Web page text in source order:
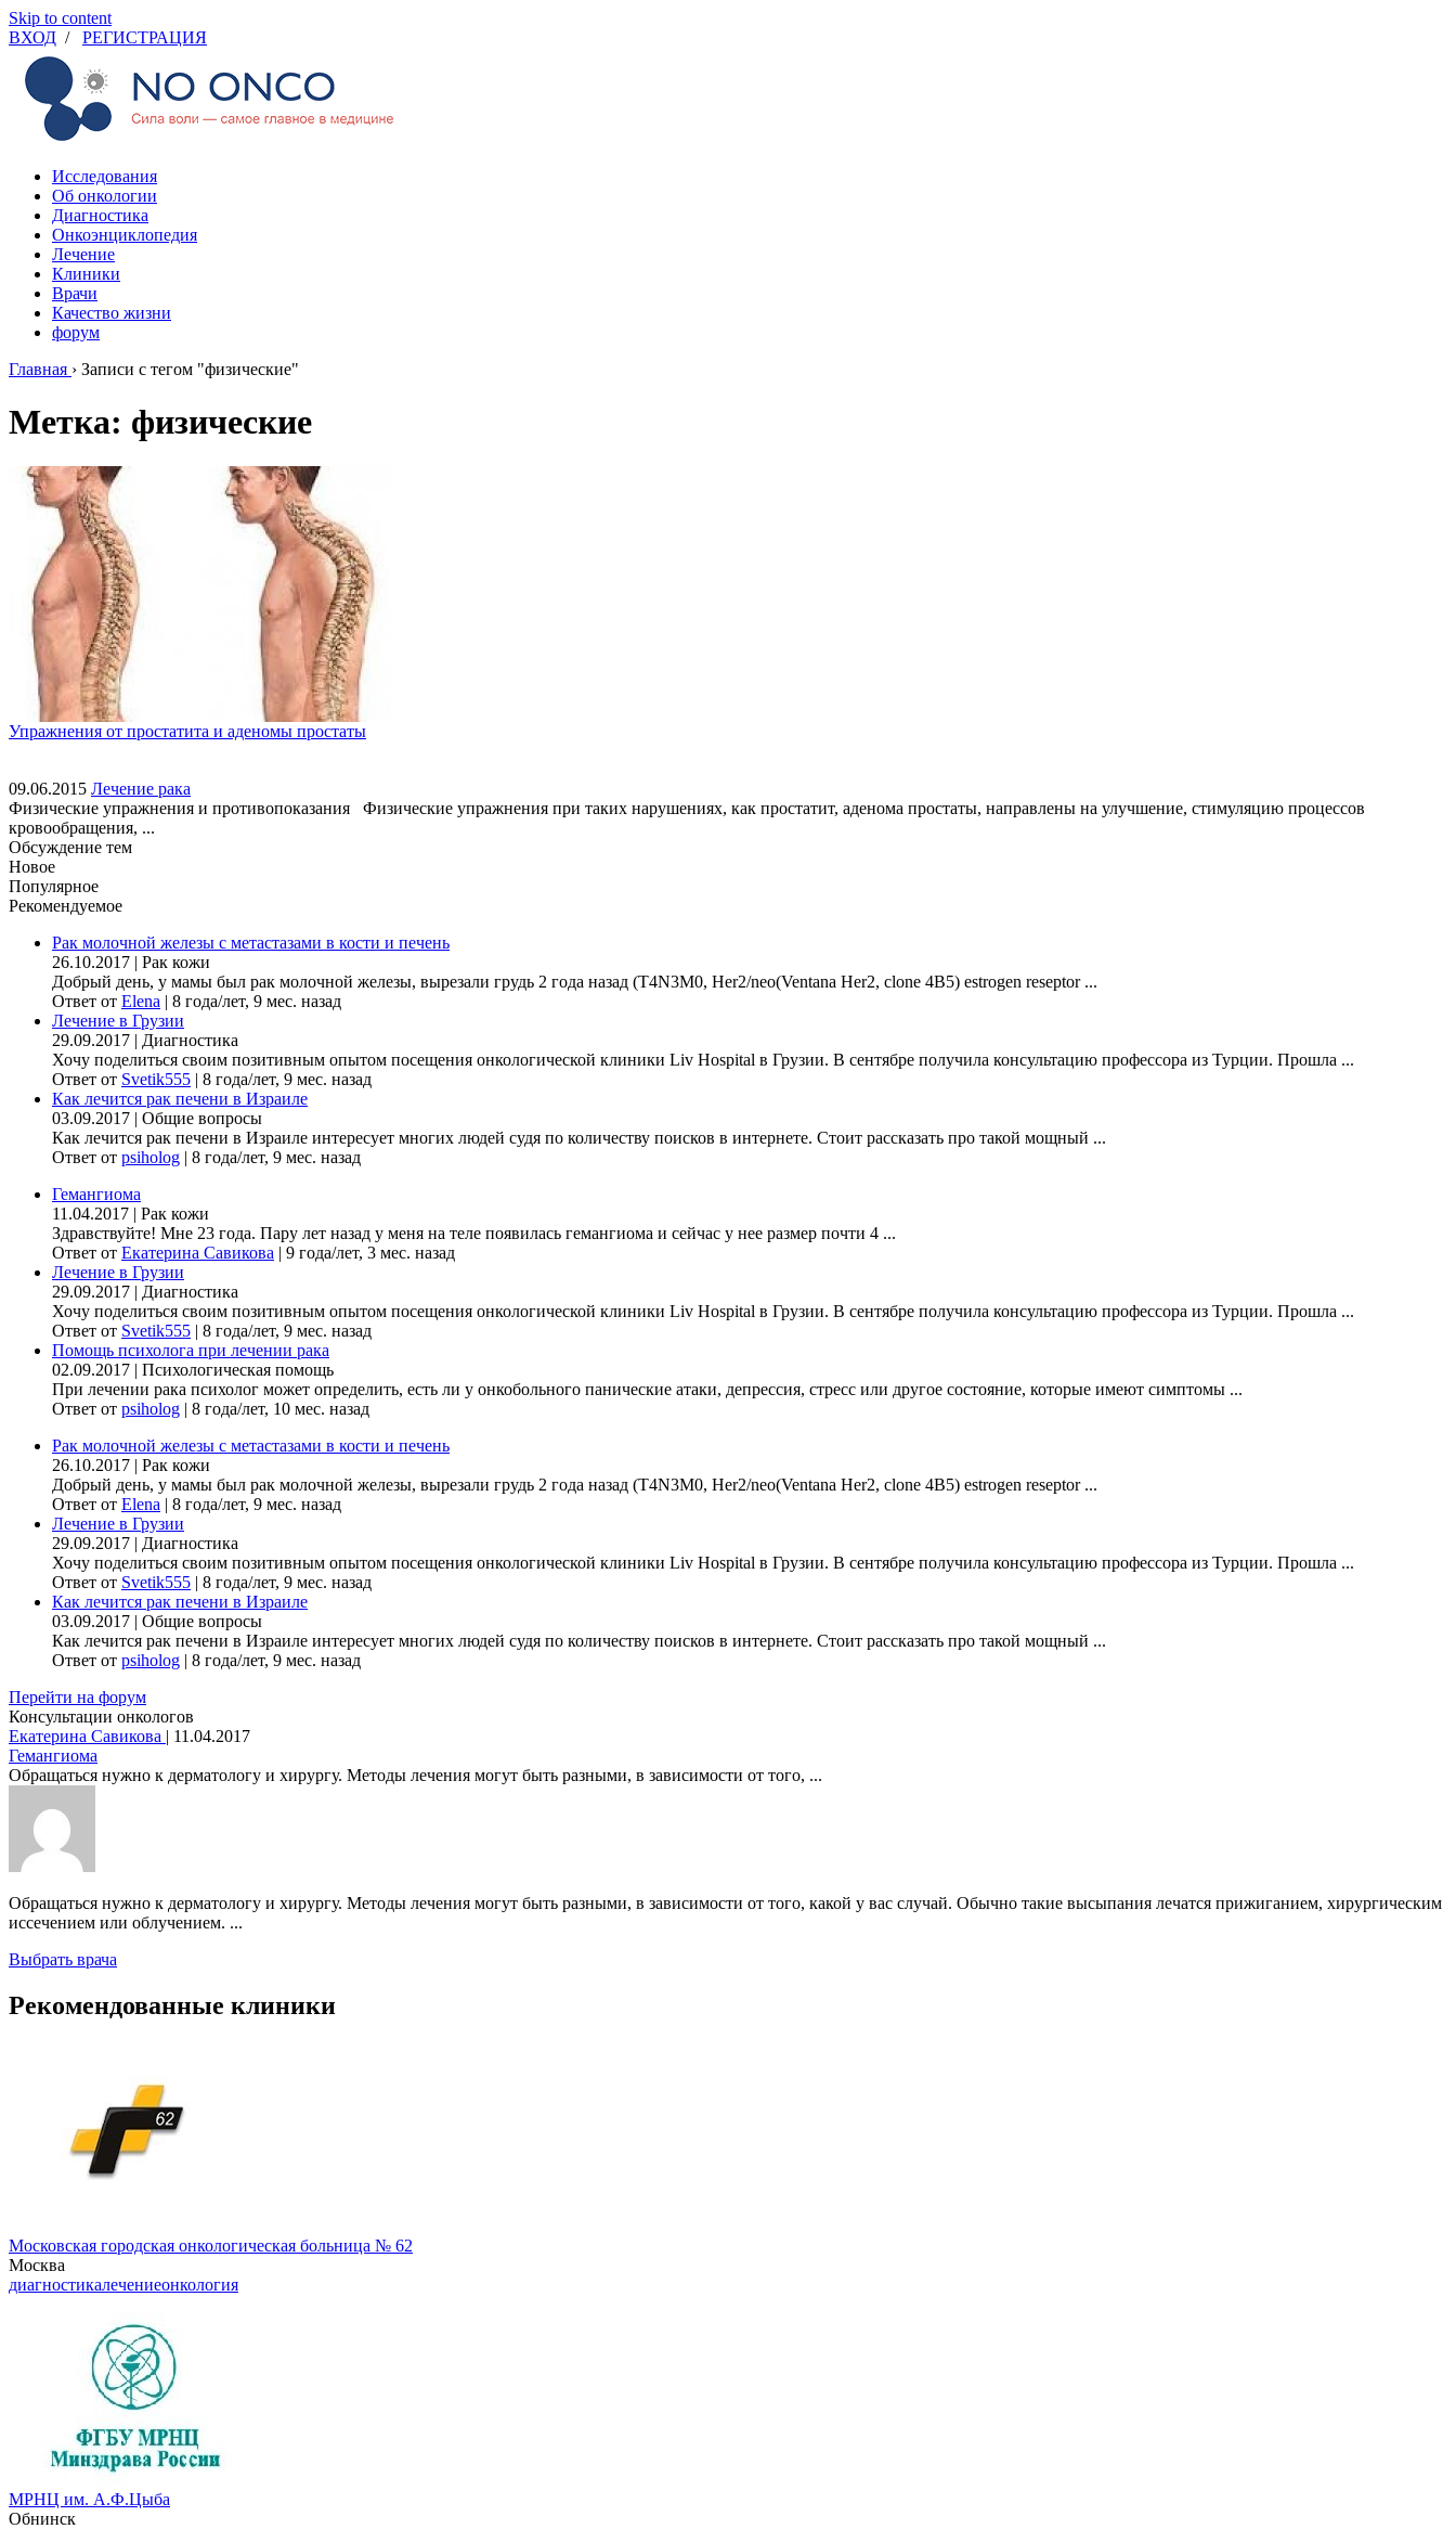
Skip to content
ВХОД / РЕГИСТРАЦИЯ
Исследования
Об онкологии
Диагностика
Онкоэнциклопедия
Лечение
Клиники
Врачи
Качество жизни
форум
Главная › Записи с тегом "физические"
Метка: физические
Упражнения от простатита и аденомы простаты
09.06.2015 Лечение рака
Физические упражнения и противопоказания Физические упражнения при таких нарушениях, как простатит, аденома простаты, направлены на улучшение, стимуляцию процессов
кровообращения, ...
Обсуждение тем
Новое
Популярное
Рекомендуемое
Рак молочной железы с метастазами в кости и печень
26.10.2017 | Рак кожи
Добрый день, у мамы был рак молочной железы, вырезали грудь 2 года назад (Т4N3M0, Her2/neo(Ventana Her2, clone 4B5) estrogen reseptor ...
Ответ от Elena | 8 года/лет, 9 мес. назад
Лечение в Грузии
29.09.2017 | Диагностика
Хочу поделиться своим позитивным опытом посещения онкологической клиники Liv Hospital в Грузии. В сентябре получила консультацию профессора из Турции. Прошла ...
Ответ от Svetik555 | 8 года/лет, 9 мес. назад
Как лечится рак печени в Израиле
03.09.2017 | Общие вопросы
Как лечится рак печени в Израиле интересует многих людей судя по количеству поисков в интернете. Стоит рассказать про такой мощный ...
Ответ от psiholog | 8 года/лет, 9 мес. назад
Гемангиома
11.04.2017 | Рак кожи
Здравствуйте! Мне 23 года. Пару лет назад у меня на теле появилась гемангиома и сейчас у нее размер почти 4 ...
Ответ от Екатерина Савикова | 9 года/лет, 3 мес. назад
Лечение в Грузии
29.09.2017 | Диагностика
Хочу поделиться своим позитивным опытом посещения онкологической клиники Liv Hospital в Грузии. В сентябре получила консультацию профессора из Турции. Прошла ...
Ответ от Svetik555 | 8 года/лет, 9 мес. назад
Помощь психолога при лечении рака
02.09.2017 | Психологическая помощь
При лечении рака психолог может определить, есть ли у онкобольного панические атаки, депрессия, стресс или другое состояние, которые имеют симптомы ...
Ответ от psiholog | 8 года/лет, 10 мес. назад
Рак молочной железы с метастазами в кости и печень
26.10.2017 | Рак кожи
Добрый день, у мамы был рак молочной железы, вырезали грудь 2 года назад (Т4N3M0, Her2/neo(Ventana Her2, clone 4B5) estrogen reseptor ...
Ответ от Elena | 8 года/лет, 9 мес. назад
Лечение в Грузии
29.09.2017 | Диагностика
Хочу поделиться своим позитивным опытом посещения онкологической клиники Liv Hospital в Грузии. В сентябре получила консультацию профессора из Турции. Прошла ...
Ответ от Svetik555 | 8 года/лет, 9 мес. назад
Как лечится рак печени в Израиле
03.09.2017 | Общие вопросы
Как лечится рак печени в Израиле интересует многих людей судя по количеству поисков в интернете. Стоит рассказать про такой мощный ...
Ответ от psiholog | 8 года/лет, 9 мес. назад
Перейти на форум
Консультации онкологов
Екатерина Савикова | 11.04.2017
Гемангиома
Обращаться нужно к дерматологу и хирургу. Методы лечения могут быть разными, в зависимости от того, ...
Обращаться нужно к дерматологу и хирургу. Методы лечения могут быть разными, в зависимости от того, какой у вас случай. Обычно такие высыпания лечатся прижиганием, хирургическим
иссечением или облучением. ...
Выбрать врача
Рекомендованные клиники
Московская городская онкологическая больница № 62
Москва
диагностикалечениеонкология
МРНЦ им. А.Ф.Цыба
Обнинск